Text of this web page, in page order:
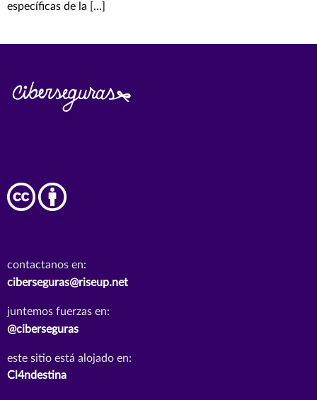
específicas de la […]
contactanos en:
ciberseguras@riseup.net
juntemos fuerzas en:
@ciberseguras
este sitio está alojado en:
Cl4ndestina